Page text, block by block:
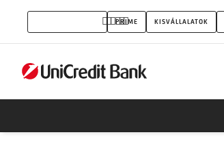
Pénzügyi
Fogyasztóvédelmi
Központ
PRIME KISVÁLLALATOK